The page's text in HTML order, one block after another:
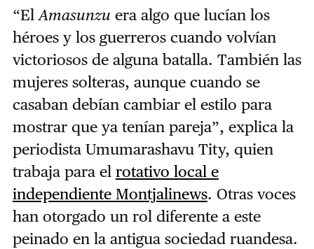
“ElAmasunzu era algo que lucían los
héroes y los guerreros cuando volvían
victoriosos de alguna batalla. También las
mujeres solteras, aunque cuando se
casaban debían cambiar el estilo para
mostrar que ya tenían pareja”, explica la
periodista Umumarashavu Tity, quien
trabaja para el rotativo local e
independiente Montjalinews. Otras voces
han otorgado un rol diferente a este
peinado en la antigua sociedad ruandesa.